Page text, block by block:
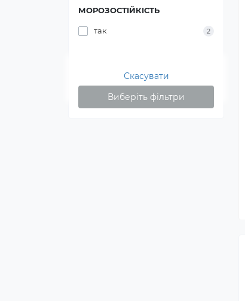
МОРОЗОСТІЙКІСТЬ
так 2
Скасувати
Виберіть фільтри